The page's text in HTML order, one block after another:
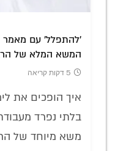
'להתפלל' עם מאמר
המשא המלא של
5 דקות קריאה
איך הופכים את
בלתי נפרד
משא מיוחד של